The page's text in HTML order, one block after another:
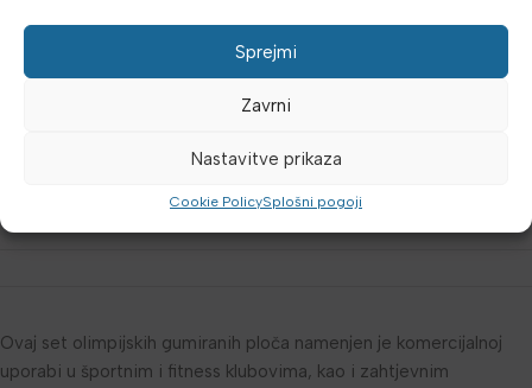
Sprejmi
Zavrni
Nastavitve prikaza
Cookie PolicySplošni pogoji
5kg
UKUPNO
Ovaj set olimpijskih gumiranih ploča namenjen je komercijalnoj
uporabi u športnim i fitness klubovima, kao i zahtjevnim